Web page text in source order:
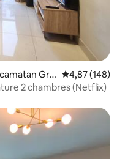
Gro Évaluation
4,87 (148)
2 chambres (Netflix)